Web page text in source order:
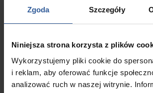
Zgoda Szczegóły
Niniejsza strona korzysta z plików
Wykorzystujemy pliki cookie do
i reklam, aby oferować funkcje
analizować ruch w naszej witrynie.
jacuzzi będzie działało
Ochrona
obudowy